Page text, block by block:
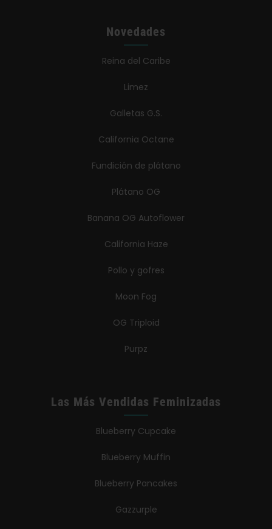
Novedades
Reina del Caribe
Limez
Galletas G.S.
California Octane
Fundición de plátano
Plátano OG
Banana OG Autoflower
California Haze
Pollo y gofres
Moon Fog
OG Triploid
Purpz
Las Más Vendidas Feminizadas
Blueberry Cupcake
Blueberry Muffin
Blueberry Pancakes
Gazzurple